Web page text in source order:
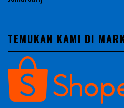
TEMUKAN KAMI DI